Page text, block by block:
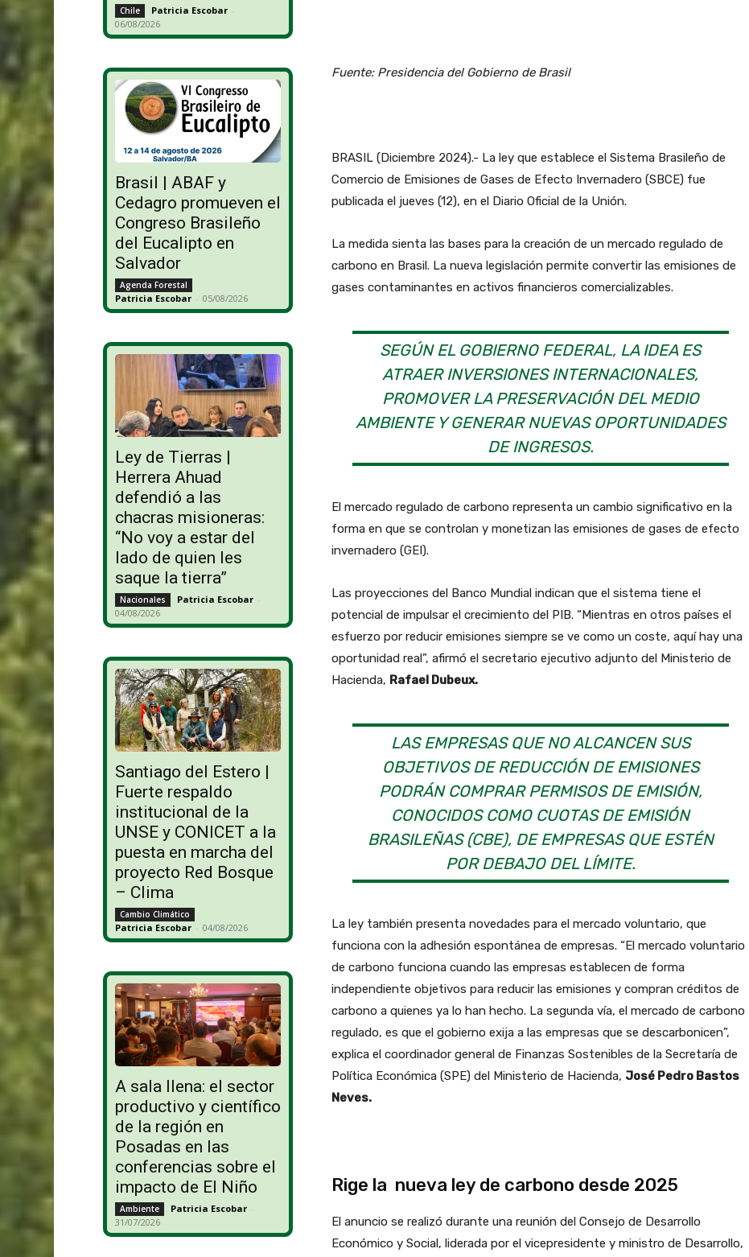
Chile Patricia Escobar -
06/08/2026
Brasil | ABAF y
Cedagro promueven el
Congreso Brasileño
del Eucalipto en
Salvador
Agenda Forestal
Patricia Escobar - 05/08/2026
Ley de Tierras |
Herrera Ahuad
defendió a las
chacras misioneras:
“No voy a estar del
lado de quien les
saque la tierra”
Nacionales Patricia Escobar -
04/08/2026
Santiago del Estero |
Fuerte respaldo
institucional de la
UNSE y CONICET a la
puesta en marcha del
proyecto Red Bosque
– Clima
Cambio Climático
Patricia Escobar - 04/08/2026
A sala llena: el sector
productivo y científico
de la región en
Posadas en las
conferencias sobre el
impacto de El Niño
Ambiente Patricia Escobar -
31/07/2026
Fuente: Presidencia del Gobierno de Brasil
BRASIL (Diciembre 2024).- La ley que establece el Sistema Brasileño de
Comercio de Emisiones de Gases de Efecto Invernadero (SBCE) fue
publicada el jueves (12), en el Diario Oficial de la Unión.
La medida sienta las bases para la creación de un mercado regulado de
carbono en Brasil. La nueva legislación permite convertir las emisiones de
gases contaminantes en activos financieros comercializables.
SEGÚN EL GOBIERNO FEDERAL, LA IDEA ES
ATRAER INVERSIONES INTERNACIONALES,
PROMOVER LA PRESERVACIÓN DEL MEDIO
AMBIENTE Y GENERAR NUEVAS OPORTUNIDADES
DE INGRESOS.
El mercado regulado de carbono representa un cambio significativo en la
forma en que se controlan y monetizan las emisiones de gases de efecto
invernadero (GEI).
Las proyecciones del Banco Mundial indican que el sistema tiene el
potencial de impulsar el crecimiento del PIB. “Mientras en otros países el
esfuerzo por reducir emisiones siempre se ve como un coste, aquí hay una
oportunidad real”, afirmó el secretario ejecutivo adjunto del Ministerio de
Hacienda, Rafael Dubeux.
LAS EMPRESAS QUE NO ALCANCEN SUS
OBJETIVOS DE REDUCCIÓN DE EMISIONES
PODRÁN COMPRAR PERMISOS DE EMISIÓN,
CONOCIDOS COMO CUOTAS DE EMISIÓN
BRASILEÑAS (CBE), DE EMPRESAS QUE ESTÉN
POR DEBAJO DEL LÍMITE.
La ley también presenta novedades para el mercado voluntario, que
funciona con la adhesión espontánea de empresas. “El mercado voluntario
de carbono funciona cuando las empresas establecen de forma
independiente objetivos para reducir las emisiones y compran créditos de
carbono a quienes ya lo han hecho. La segunda vía, el mercado de carbono
regulado, es que el gobierno exija a las empresas que se descarbonicen”,
explica el coordinador general de Finanzas Sostenibles de la Secretaría de
Política Económica (SPE) del Ministerio de Hacienda, José Pedro Bastos
Neves.
Rige la nueva ley de carbono desde 2025
El anuncio se realizó durante una reunión del Consejo de Desarrollo
Económico y Social, liderada por el vicepresidente y ministro de Desarrollo,